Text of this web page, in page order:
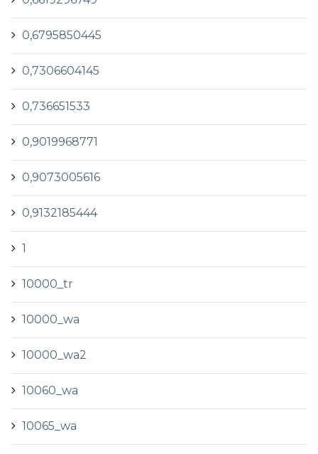
0,6795850445
0,7306604145
0,736651533
0,9019968771
0,9073005616
0,9132185444
1
10000_tr
10000_wa
10000_wa2
10060_wa
10065_wa